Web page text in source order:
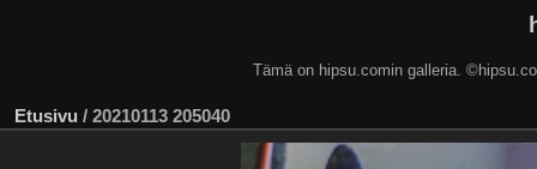
Tämä on hipsu.comin galleria.
Etusivu / 20210113 205040